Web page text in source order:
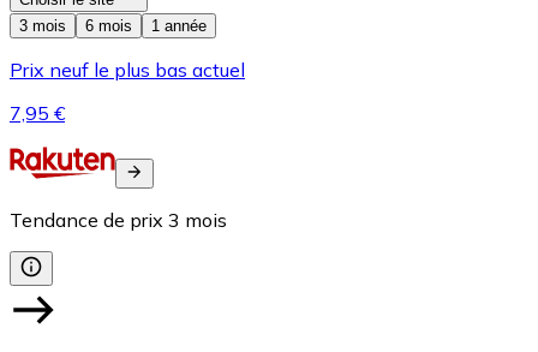
3 mois
6 mois 1 année
Prix neuf le plus bas actuel
7,95 €
Tendance de prix 3 mois